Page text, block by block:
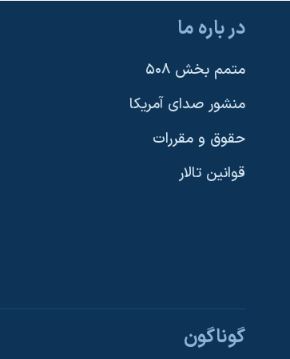
دنبال کنید
در باره ما
متمم بخش ۵۰۸
منشور صدای آمریکا
حقوق و مقررات
قوانین تالار
گوناگون